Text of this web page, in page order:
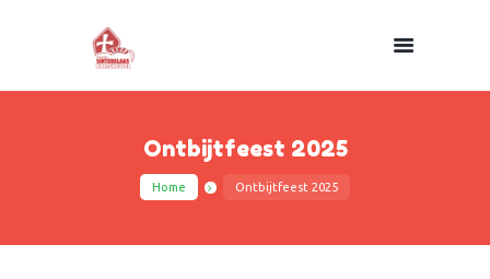
Ontbijtfeest 2025
Home Ontbijtfeest 2025